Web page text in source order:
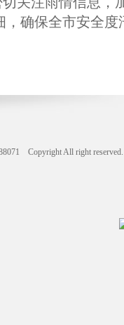
，确保全市安全度
Copyright All right